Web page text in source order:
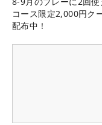
コース限定2,000円ク
配布中！